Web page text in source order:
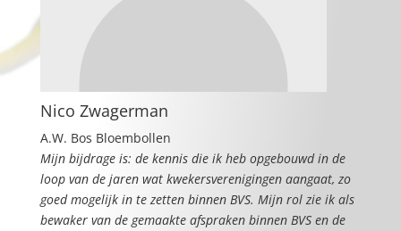
Nico Zwagerman
A.W. Bos Bloembollen
Mijn bijdrage is: de kennis die ik heb opgebouwd in de
loop van de jaren wat kwekersverenigingen aangaat, zo
goed mogelijk in te zetten binnen BVS. Mijn rol zie ik als
bewaker van de gemaakte afspraken binnen BVS en de